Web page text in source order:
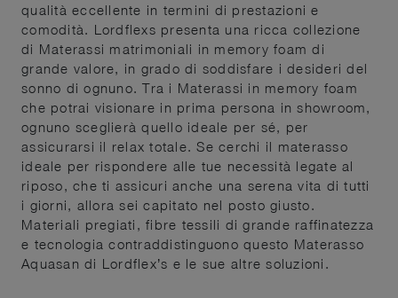
qualità eccellente in termini di prestazioni e
comodità. Lordflexs presenta una ricca collezione
di Materassi matrimoniali in memory foam di
grande valore, in grado di soddisfare i desideri del
sonno di ognuno. Tra i Materassi in memory foam
che potrai visionare in prima persona in showroom,
ognuno sceglierà quello ideale per sé, per
assicurarsi il relax totale. Se cerchi il materasso
ideale per rispondere alle tue necessità legate al
riposo, che ti assicuri anche una serena vita di tutti
i giorni, allora sei capitato nel posto giusto.
Materiali pregiati, fibre tessili di grande raffinatezza
e tecnologia contraddistinguono questo Materasso
Aquasan di Lordflex’s e le sue altre soluzioni.